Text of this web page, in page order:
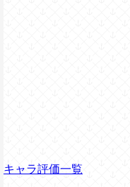
キャラ評価一覧